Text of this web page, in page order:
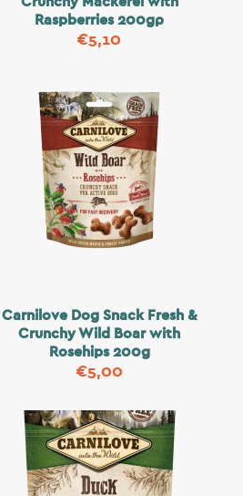
Raspberries 200gρ
€5,10
Carnilove Dog Snack Fresh &
Crunchy Wild Boar with
Rosehips 200g
€5,00